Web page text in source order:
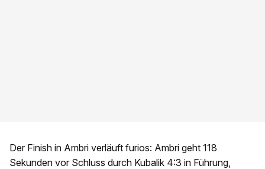
Der Finish in Ambri verläuft furios: Ambri geht 118
Sekunden vor Schluss durch Kubalik 4:3 in Führung,